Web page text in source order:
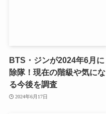
BTS・ジンが2024年6月に
除隊！現在の階級や気にな
る今後を調査
2024年6月17日